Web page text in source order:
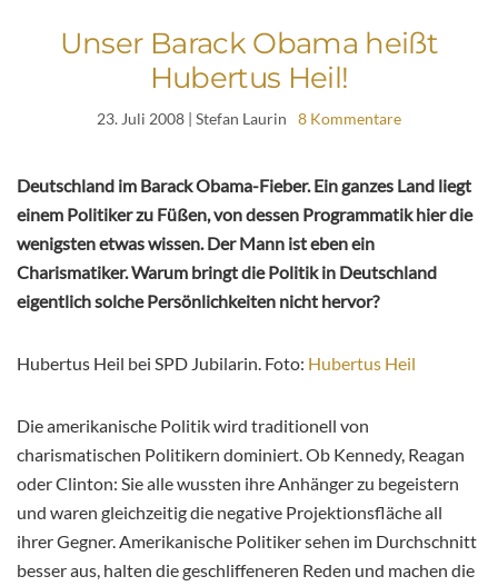
Unser Barack Obama heißt
Hubertus Heil!
23. Juli 2008 | Stefan Laurin 8 Kommentare
Deutschland im Barack Obama-Fieber. Ein ganzes Land liegt
einem Politiker zu Füßen, von dessen Programmatik hier die
wenigsten etwas wissen. Der Mann ist eben ein
Charismatiker. Warum bringt die Politik in Deutschland
eigentlich solche Persönlichkeiten nicht hervor?
Hubertus Heil bei SPD Jubilarin. Foto: Hubertus Heil
Die amerikanische Politik wird traditionell von
charismatischen Politikern dominiert. Ob Kennedy, Reagan
oder Clinton: Sie alle wussten ihre Anhänger zu begeistern
und waren gleichzeitig die negative Projektionsfläche all
ihrer Gegner. Amerikanische Politiker sehen im Durchschnitt
besser aus, halten die geschliffeneren Reden und machen die